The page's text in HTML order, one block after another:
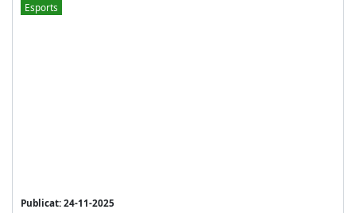
Esports
Publicat: 24-11-2025